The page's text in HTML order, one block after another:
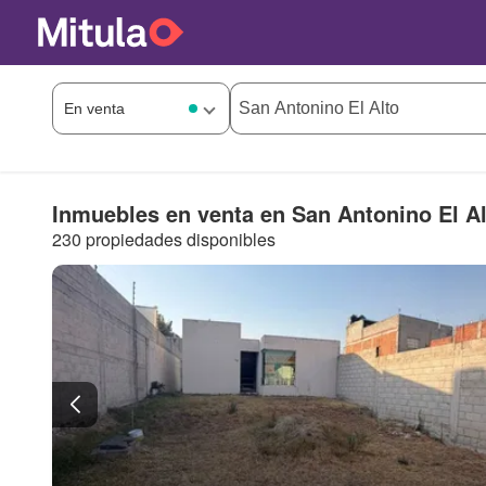
Inmuebles en venta en San Antonino El
230 propiedades disponibles